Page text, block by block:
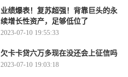
业绩爆表！复苏超强！背靠巨头的永
续增长性资产，足够低位了
2023-07-10 19:55:33
欠卡卡贷六万多现在没还会上征信吗
2023-07-10 19:03:18